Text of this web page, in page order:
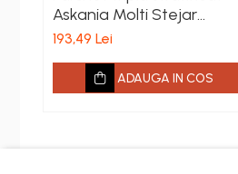
Fronton
Șeminee decorative
Panouri pentru tavan
Askania Molti Stejar
Barlinek 207mm x 2.2m x
193,49 Lei
ADAUGA IN COS